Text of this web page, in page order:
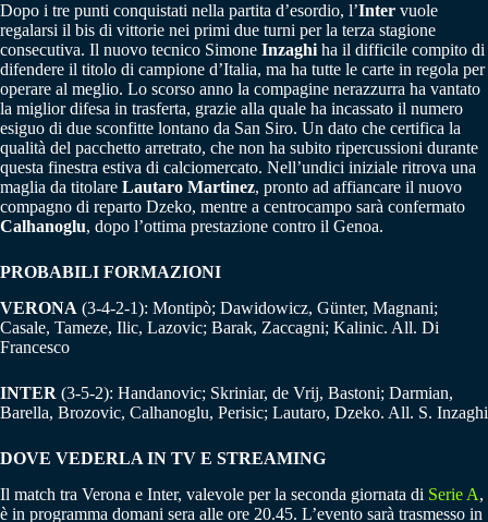
Dopo i tre punti conquistati nella partita d’esordio, l’Inter vuole
regalarsi il bis di vittorie nei primi due turni per la terza stagione
consecutiva. Il nuovo tecnico Simone Inzaghi ha il difficile compito di
difendere il titolo di campione d’Italia, ma ha tutte le carte in regola per
operare al meglio. Lo scorso anno la compagine nerazzurra ha vantato
la miglior difesa in trasferta, grazie alla quale ha incassato il numero
esiguo di due sconfitte lontano da San Siro. Un dato che certifica la
qualità del pacchetto arretrato, che non ha subito ripercussioni durante
questa finestra estiva di calciomercato. Nell’undici iniziale ritrova una
maglia da titolare Lautaro Martinez, pronto ad affiancare il nuovo
compagno di reparto Dzeko, mentre a centrocampo sarà confermato
Calhanoglu, dopo l’ottima prestazione contro il Genoa.
PROBABILI FORMAZIONI
VERONA (3-4-2-1): Montipò; Dawidowicz, Günter, Magnani;
Casale, Tameze, Ilic, Lazovic; Barak, Zaccagni; Kalinic. All. Di
Francesco
INTER (3-5-2): Handanovic; Skriniar, de Vrij, Bastoni; Darmian,
Barella, Brozovic, Calhanoglu, Perisic; Lautaro, Dzeko. All. S. Inzaghi
DOVE VEDERLA IN TV E STREAMING
Il match tra Verona e Inter, valevole per la seconda giornata di Serie A,
è in programma domani sera alle ore 20.45. L’evento sarà trasmesso in